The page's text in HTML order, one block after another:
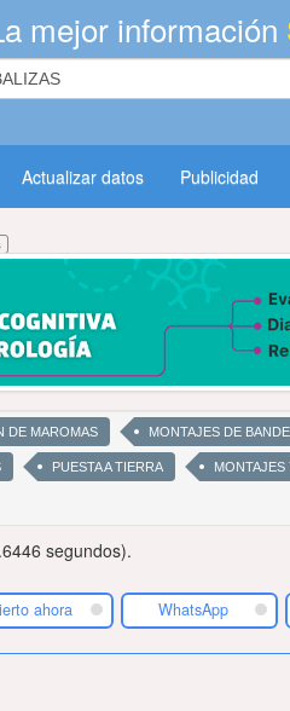
mejor información
Actualizar datos Publicidad
DE MAROMAS MONTAJES DE
PUESTA A TIERRA MONTAJES
segundos).
ahora WhatsApp